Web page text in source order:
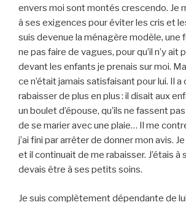
envers moi sont montés crescendo. Je
à ses exigences pour éviter les cris et
suis devenue la ménagère modèle, une
ne pas faire de vagues, pour qu’il n’y ait
devant les enfants je prenais sur moi.
ce n’était jamais satisfaisant pour lui. Il
rabaisser de plus en plus : il disait aux
un boulet d’épouse, qu’ils ne fassent
de se marier avec une plaie… Il me
j’ai fini par arrêter de donner mon avis.
et il continuait de me rabaisser. J’étais à
devais être à ses petits soins.
Je suis complètement dépendante de